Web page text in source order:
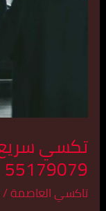
تكسي سريع
55179079
تاكسي العاصمة/